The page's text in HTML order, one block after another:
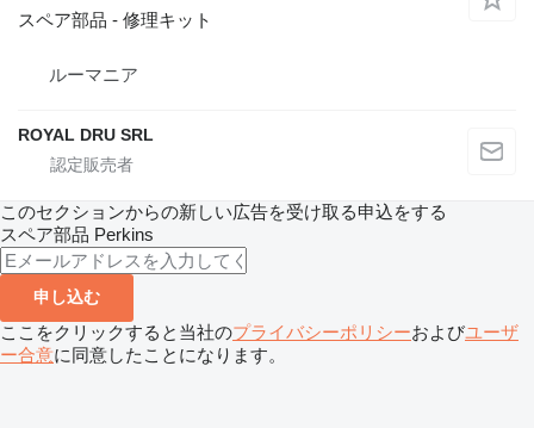
スペア部品 - 修理キット
ルーマニア
ROYAL DRU SRL
このセクションからの新しい広告を受け取る申込をする
スペア部品 Perkins
申し込む
ここをクリックすると当社のプライバシーポリシーおよびユーザ
ー合意に同意したことになります。